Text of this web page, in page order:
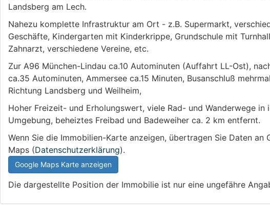
Landsberg am Lech.
Nahezu komplette Infrastruktur am Ort - z.B. Supermarkt,
Geschäfte, Kindergarten mit Kinderkrippe, Grundschule mit
Zahnarzt, verschiedene Vereine, etc.
Zur A96 München-Lindau ca.10 Autominuten (Auffahrt LL-Ost),
ca.35 Autominuten, Ammersee ca.15 Minuten, Busanschluß
Richtung Landsberg und Weilheim,
Hoher Freizeit- und Erholungswert, viele Rad- und Wanderwege in
Umgebung, beheiztes Freibad und Badeweiher ca. 2 km entfernt.
Wenn Sie die Immobilien-Karte anzeigen, übertragen Sie Daten an
Maps (Datenschutzerklärung).
Google Maps Karte anzeigen
Die dargestellte Position der Immobilie ist nur eine ungefähre